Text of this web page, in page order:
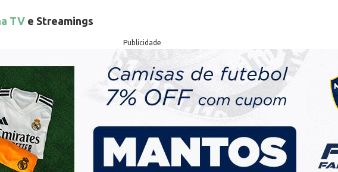
TV e Streamings
Publicidade